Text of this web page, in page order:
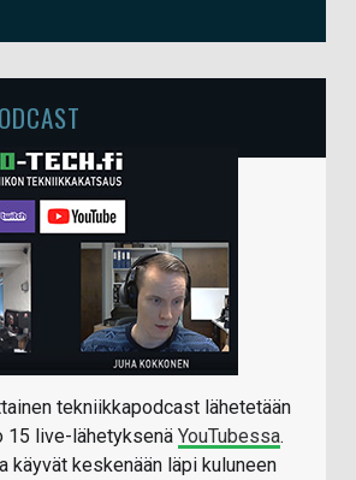
tekniikkapodcast lähetetään
15 live-lähetyksenä YouTubessa.
käyvät keskenään läpi kuluneen